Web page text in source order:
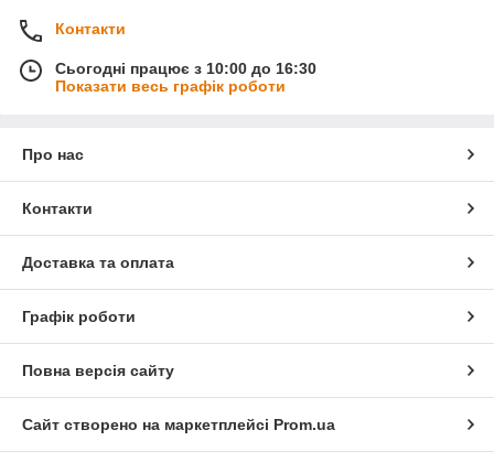
Контакти
Сьогодні працює з 10:00 до 16:30
Показати весь графік роботи
Про нас
Контакти
Доставка та оплата
Графік роботи
Повна версія сайту
Сайт створено на маркетплейсі Prom.ua